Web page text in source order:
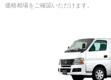
価格相場をご確認いただけます。